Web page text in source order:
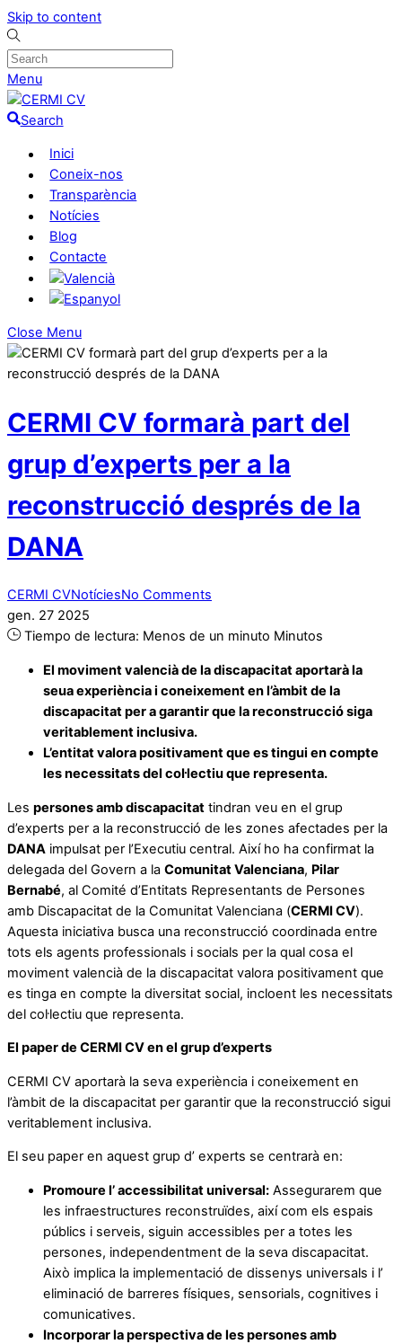
Skip to content
Menu
Search
Inici
Coneix-nos
Transparència
Notícies
Blog
Contacte
Close Menu
CERMI CV formarà part del
grup d’experts per a la
reconstrucció després de la
DANA
CERMI CVNotíciesNo Comments
gen. 27 2025
Tiempo de lectura: Menos de un minuto Minutos
El moviment valencià de la discapacitat aportarà la
seua experiència i coneixement en l’àmbit de la
discapacitat per a garantir que la reconstrucció siga
veritablement inclusiva.
L’entitat valora positivament que es tingui en compte
les necessitats del col·lectiu que representa.
Les persones amb discapacitat tindran veu en el grup
d’experts per a la reconstrucció de les zones afectades per la
DANA impulsat per l’Executiu central. Així ho ha confirmat la
delegada del Govern a la Comunitat Valenciana, Pilar
Bernabé, al Comité d’Entitats Representants de Persones
amb Discapacitat de la Comunitat Valenciana (CERMI CV).
Aquesta iniciativa busca una reconstrucció coordinada entre
tots els agents professionals i socials per la qual cosa el
moviment valencià de la discapacitat valora positivament que
es tinga en compte la diversitat social, incloent les necessitats
del col·lectiu que representa.
El paper de CERMI CV en el grup d’experts
CERMI CV aportarà la seva experiència i coneixement en
l’àmbit de la discapacitat per garantir que la reconstrucció sigui
veritablement inclusiva.
El seu paper en aquest grup d’ experts se centrarà en:
Promoure l’ accessibilitat universal: Assegurarem que
les infraestructures reconstruïdes, així com els espais
públics i serveis, siguin accessibles per a totes les
persones, independentment de la seva discapacitat.
Això implica la implementació de dissenys universals i l’
eliminació de barreres físiques, sensorials, cognitives i
comunicatives.
Incorporar la perspectiva de les persones amb